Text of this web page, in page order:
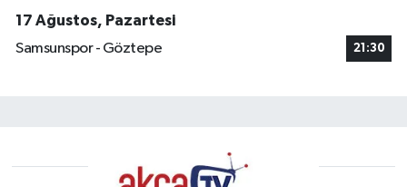
17 Ağustos, Pazartesi
Samsunspor - Göztepe
21:30